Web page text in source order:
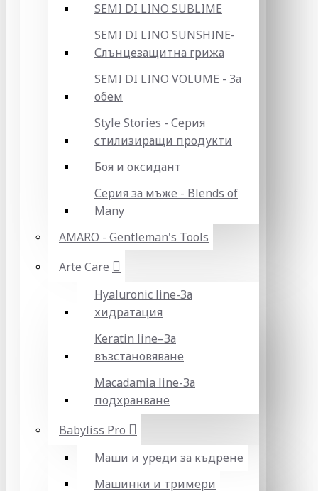
SEMI DI LINO SUBLIME
SEMI DI LINO SUNSHINE-
Слънцезащитна грижа
SEMI DI LINO VOLUME - За
обем
Style Stories - Серия
стилизиращи продукти
Боя и оксидант
Серия за мъже - Blends of
Many
AMARO - Gentleman's Tools
Arte Care
Hyaluronic line-За
хидратация
Keratin line–За
възстановяване
Macadamia line-За
подхранване
Babyliss Pro
Маши и уреди за къдрене
Машинки и тримери